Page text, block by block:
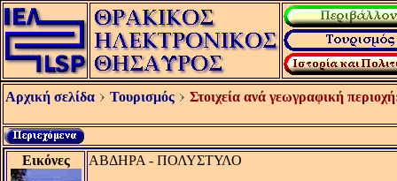
Αρχική σελίδα Τουρισμός Στοιχεία ανά γεωγραφική
Εικόνες
ΑΒΔΗΡΑ - ΠΟΛΥΣΤΥΛΟ